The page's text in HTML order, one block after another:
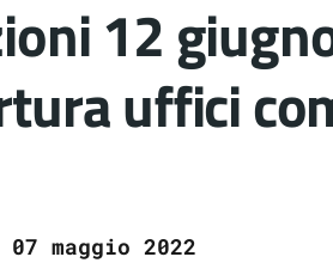
12
uffici
maggio 2022